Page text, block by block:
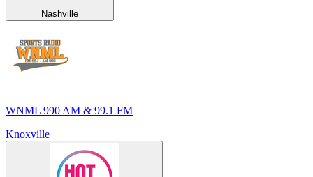
Nashville
WNML 990 AM & 99.1 FM
Knoxville